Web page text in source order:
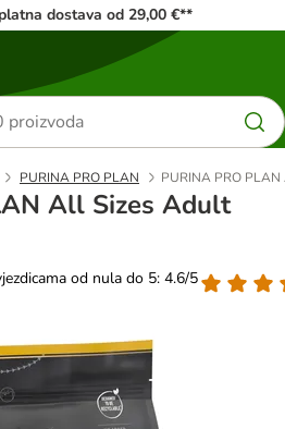
dostava od 29,00 €**
PURINA PRO PLAN PURINA PRO
All Sizes Adult
od nula do 5: 4.6/5